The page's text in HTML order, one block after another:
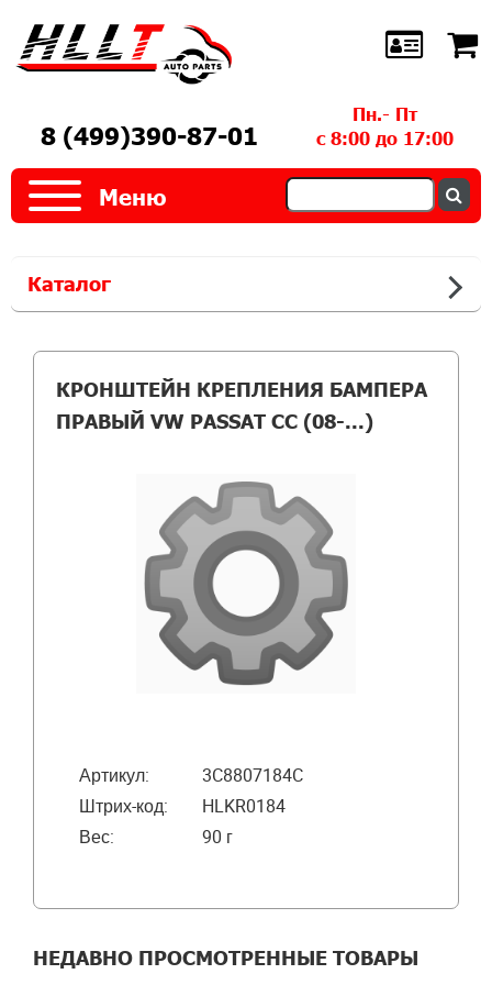
8 (499)390-87-01
Пн.- Пт
с 8:00 до 17:00
Меню
Каталог
КРОНШТЕЙН КРЕПЛЕНИЯ БАМПЕРА
ПРАВЫЙ VW PASSAT CC (08-...)
Артикул:
3C8807184C
Штрих-код:
HLKR0184
Вес:
90 г
НЕДАВНО ПРОСМОТРЕННЫЕ ТОВАРЫ